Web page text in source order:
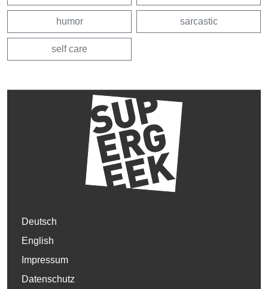
humor sarcastic
self care
Deutsch
English
Impressum
Datenschutz